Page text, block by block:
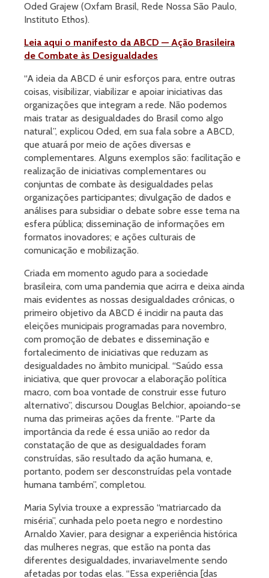
Oded Grajew (Oxfam Brasil, Rede Nossa São Paulo,
Instituto Ethos).
Leia aqui o manifesto da ABCD — Ação Brasileira
de Combate às Desigualdades
“A ideia da ABCD é unir esforços para, entre outras
coisas, visibilizar, viabilizar e apoiar iniciativas das
organizações que integram a rede. Não podemos
mais tratar as desigualdades do Brasil como algo
natural”, explicou Oded, em sua fala sobre a ABCD,
que atuará por meio de ações diversas e
complementares. Alguns exemplos são: facilitação e
realização de iniciativas complementares ou
conjuntas de combate às desigualdades pelas
organizações participantes; divulgação de dados e
análises para subsidiar o debate sobre esse tema na
esfera pública; disseminação de informações em
formatos inovadores; e ações culturais de
comunicação e mobilização.
Criada em momento agudo para a sociedade
brasileira, com uma pandemia que acirra e deixa ainda
mais evidentes as nossas desigualdades crônicas, o
primeiro objetivo da ABCD é incidir na pauta das
eleições municipais programadas para novembro,
com promoção de debates e disseminação e
fortalecimento de iniciativas que reduzam as
desigualdades no âmbito municipal. “Saúdo essa
iniciativa, que quer provocar a elaboração política
macro, com boa vontade de construir esse futuro
alternativo”, discursou Douglas Belchior, apoiando-se
numa das primeiras ações da frente. “Parte da
importância da rede é essa união ao redor da
constatação de que as desigualdades foram
construídas, são resultado da ação humana, e,
portanto, podem ser desconstruídas pela vontade
humana também”, completou.
Maria Sylvia trouxe a expressão “matriarcado da
miséria”, cunhada pelo poeta negro e nordestino
Arnaldo Xavier, para designar a experiência histórica
das mulheres negras, que estão na ponta das
diferentes desigualdades, invariavelmente sendo
afetadas por todas elas. “Essa experiência [das